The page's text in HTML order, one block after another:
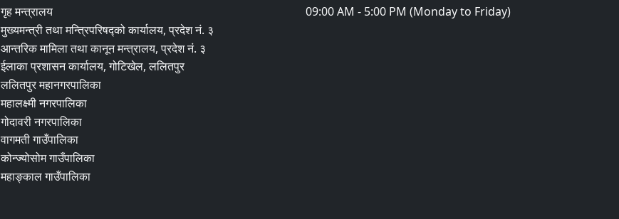
गृह मन्त्रालय
मुख्यमन्त्री तथा मन्त्रिपरिषद्को कार्यालय, प्रदेश नं. ३
आन्तरिक मामिला तथा कानून मन्त्रालय, प्रदेश नं. ३
ईलाका प्रशासन कार्यालय, गोटिखेल, ललितपुर
ललितपुर महानगरपालिका
महालक्ष्मी नगरपालिका
गोदावरी नगरपालिका
वागमती गाउँपालिका
कोन्ज्योसोम गाउँपालिका
महाङ्काल गाउँपालिका
09:00 AM - 5:00 PM (Monday to Friday)